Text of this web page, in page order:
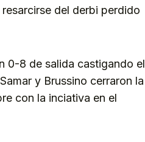
del derbi perdido
0-8 de salida castigando el
y Brussino cerraron la
con la inciativa en el